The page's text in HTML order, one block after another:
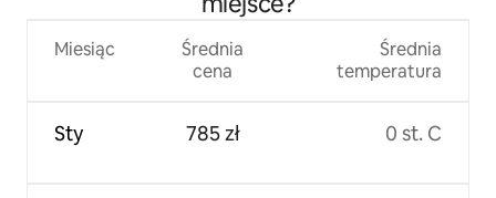
Miesiąc
Sty
Średnia
cena
785 zł
Średnia
temperatura
0 st. C